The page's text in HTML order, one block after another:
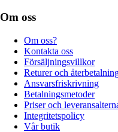
Om oss
Om oss?
Kontakta oss
Försäljningsvillkor
Returer och
Ansvarsfriskrivning
Betalningsmetoder
Priser och
Integritetspolicy
Vår butik